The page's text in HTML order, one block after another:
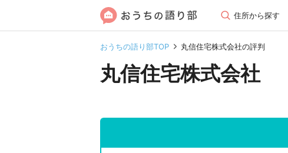
住所から探す
おうちの語り部TOP 丸信住宅株式会社の評判
丸信住宅株式会社